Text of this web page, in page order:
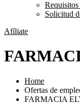
Solicitud
Afíliate
Home
Ofertas de
FARMACIA